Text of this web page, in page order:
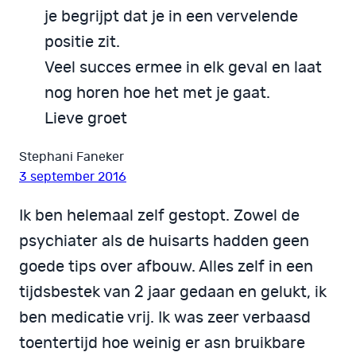
je begrijpt dat je in een vervelende
positie zit.
Veel succes ermee in elk geval en laat
nog horen hoe het met je gaat.
Lieve groet
Stephani Faneker
3 september 2016
Ik ben helemaal zelf gestopt. Zowel de
psychiater als de huisarts hadden geen
goede tips over afbouw. Alles zelf in een
tijdsbestek van 2 jaar gedaan en gelukt, ik
ben medicatie vrij. Ik was zeer verbaasd
toentertijd hoe weinig er asn bruikbare